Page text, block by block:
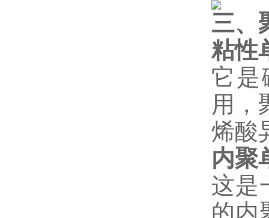
三、
粘性
它是
用，
烯酸
内聚
这是
的内